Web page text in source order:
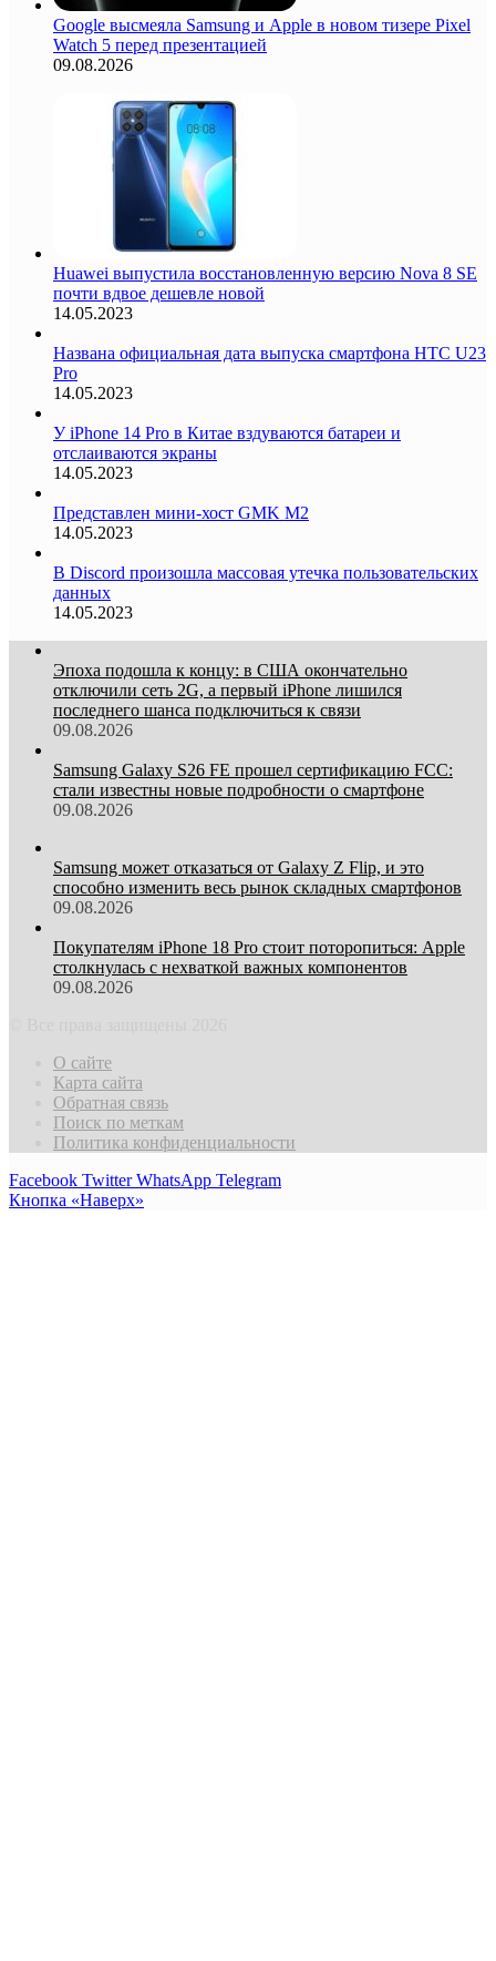
Google высмеяла Samsung и Apple в новом тизере Pixel
Watch 5 перед презентацией
09.08.2026
Huawei выпустила восстановленную версию Nova 8 SE
почти вдвое дешевле новой
14.05.2023
Названа официальная дата выпуска смартфона HTC U23
Pro
14.05.2023
У iPhone 14 Pro в Китае вздуваются батареи и
отслаиваются экраны
14.05.2023
Представлен мини-хост GMK M2
14.05.2023
В Discord произошла массовая утечка пользовательских
данных
14.05.2023
Эпоха подошла к концу: в США окончательно
отключили сеть 2G, а первый iPhone лишился
последнего шанса подключиться к связи
09.08.2026
Samsung Galaxy S26 FE прошел сертификацию FCC:
стали известны новые подробности о смартфоне
09.08.2026
Samsung может отказаться от Galaxy Z Flip, и это
способно изменить весь рынок складных смартфонов
09.08.2026
Покупателям iPhone 18 Pro стоит поторопиться: Apple
столкнулась с нехваткой важных компонентов
09.08.2026
О сайте
Карта сайта
Обратная связь
Поиск по меткам
Политика конфиденциальности
Facebook Twitter WhatsApp Telegram
Кнопка «Наверх»